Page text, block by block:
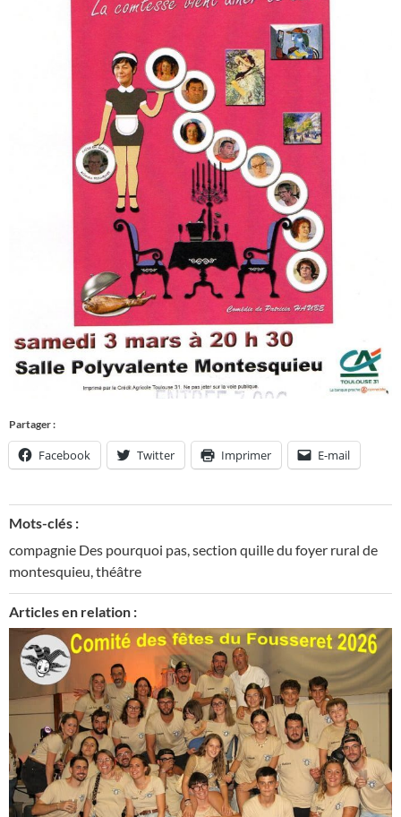
Partager :
Facebook Twitter Imprimer E-mail
Mots-clés :
compagnie Des pourquoi pas,section quille du foyer rural de
montesquieu,théâtre
Articles en relation :